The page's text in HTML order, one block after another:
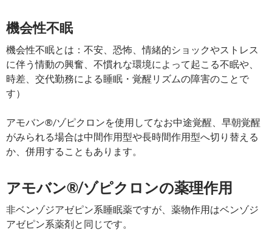
機会性不眠
機会性不眠とは：不安、恐怖、情緒的ショックやストレス
に伴う情動の興奮、不慣れな環境によって起こる不眠や、
時差、交代勤務による睡眠・覚醒リズムの障害のことで
す）
アモバン®/ゾピクロンを使用してなお中途覚醒、早朝覚醒
がみられる場合は中間作用型や長時間作用型へ切り替える
か、併用することもあります。
アモバン®/ゾピクロンの薬理作用
非ベンゾジアゼピン系睡眠薬ですが、薬物作用はベンゾジ
アゼピン系薬剤と同じです。